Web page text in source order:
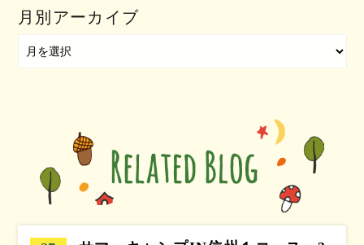
月別アーカイブ